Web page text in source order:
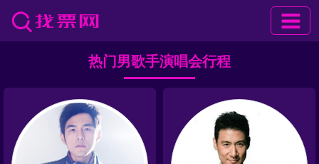
热门男歌手演唱会行程